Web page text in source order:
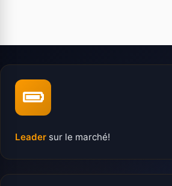
Leader sur le marché!